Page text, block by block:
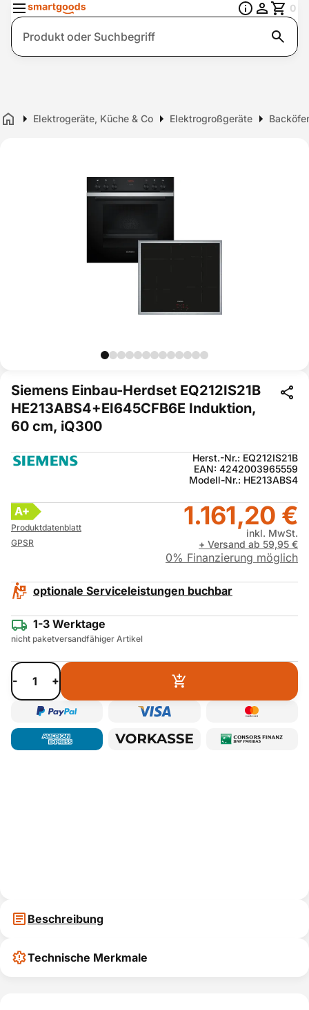
Suche
0
Home Elektrogeräte, Küche & Co Elektrogroßgeräte
Siemens Einbau-Herdset EQ212IS21B
HE213ABS4+EI645CFB6E Induktion,
60 cm, iQ300
Herst.-Nr.: EQ212IS21B
EAN: 4242003965559
Modell-Nr.: HE213ABS4
A+
Produktdatenblatt
GPSR
1.161,20 €
inkl. MwSt.
+ Versand ab 59,95 €
0% Finanzierung möglich
optionale Serviceleistungen buchbar
1-3 Werktage
nicht paketversandfähiger Artikel
- +
Beschreibung
Technische Merkmale